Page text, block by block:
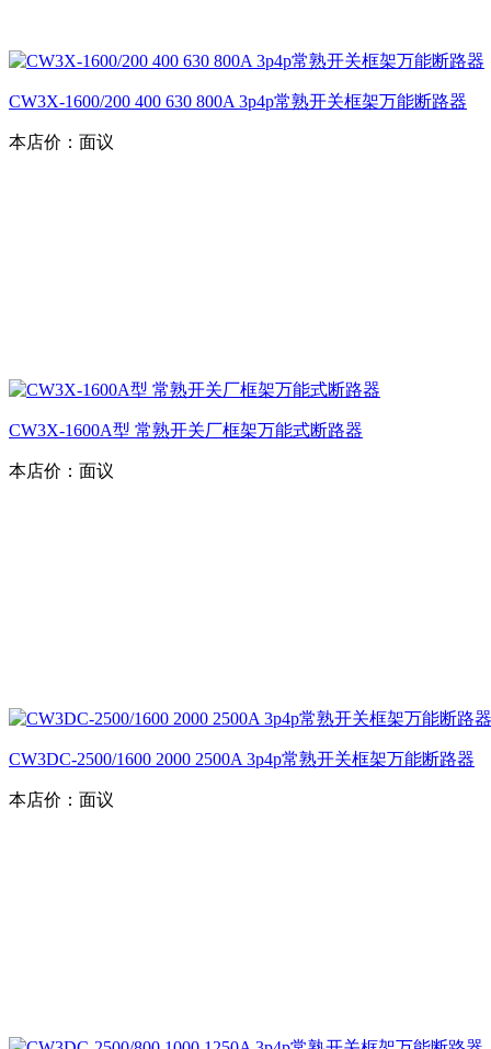
CW3X-1600/200 400 630 800A 3p4p常熟开关框架万能断路器
本店价： 面议
CW3X-1600A型 常熟开关厂框架万能式断路器
本店价： 面议
CW3DC-2500/1600 2000 2500A 3p4p常熟开关框架万能断路器
本店价： 面议